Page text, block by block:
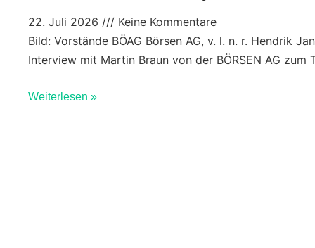
22. Juli 2026
Keine Kommentare
Bild: Vorstände BÖAG Börsen AG, v. l. n. r. Hendrik
Interview mit Martin Braun von der BÖRSEN AG zum
Weiterlesen »